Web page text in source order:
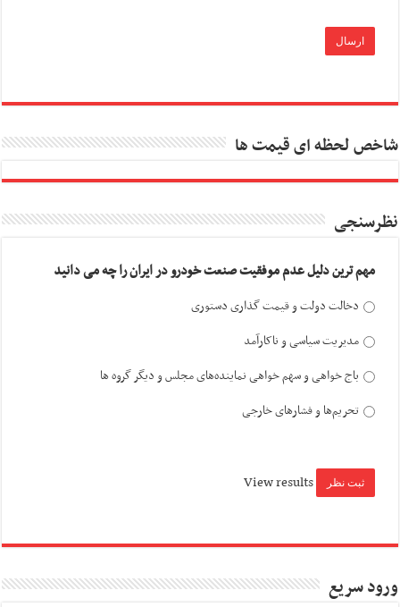
شاخص لحظه ای قیمت ها
نظرسنجی
مهم ترین دلیل عدم موفقیت صنعت خودرو در ایران را چه می دانید
دخالت دولت و قیمت گذاری دستوری
مدیریت سیاسی و ناکارآمد
باج خواهی و سهم خواهی نماینده‌های مجلس و دیگر گروه ها
تحریم‌ها و فشارهای خارجی
View results
ورود سریع